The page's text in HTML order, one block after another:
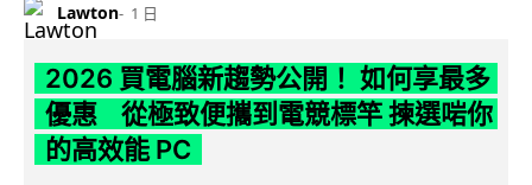
Lawton 1 日
2026 買電腦新趨勢公開！ 如何享最多
優惠 從極致便攜到電競標竿 揀選啱你
的高效能 PC